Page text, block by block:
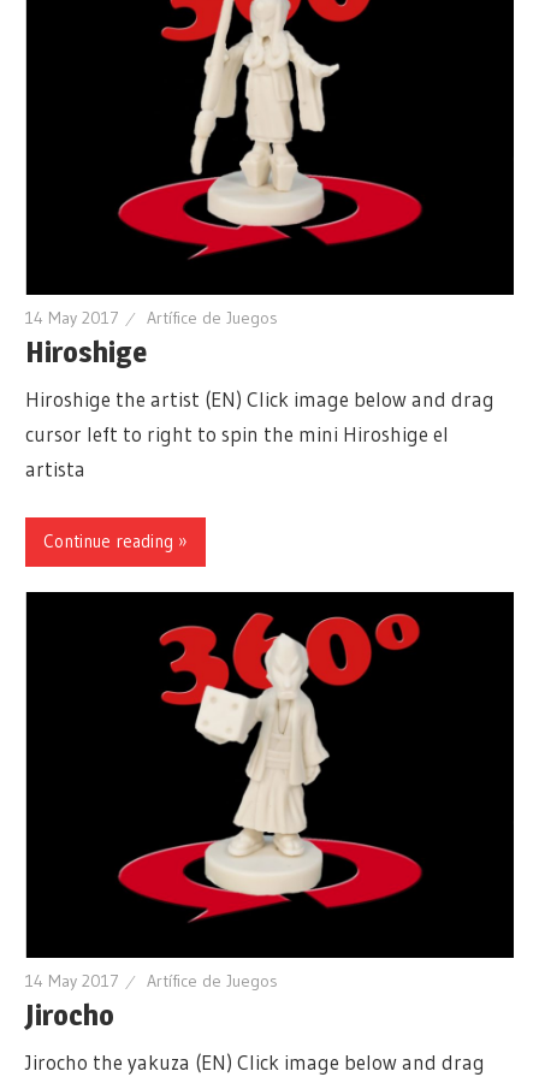
14 May 2017 Artífice de Juegos
Hiroshige
Hiroshige the artist (EN) Click image below and drag
cursor left to right to spin the mini Hiroshige el
artista
Continue reading »
14 May 2017 Artífice de Juegos
Jirocho
Jirocho the yakuza (EN) Click image below and drag